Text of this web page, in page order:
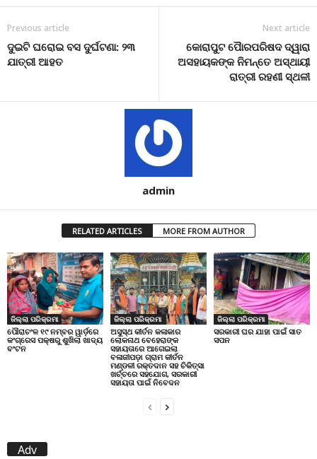
Previous article
ଦୁଇଟି ଘରୋଇ ବସ ଦୁର୍ଘଟଣା: ୨୩
ଯାତ୍ରୀ ଆହତ
Next article
କୋରାପୁଟ ପୈାରପରିଷଦ ଦ୍ୱାରା
ଅସହାୟକଙ୍କ ନିମନ୍ତେ ଅସ୍ଥାୟୀ
ରାତ୍ରୀ ରହଣୀ ସ୍ଥଳୀ
admin
RELATED ARTICLES MORE FROM AUTHOR
ଜିଲ୍ଲା ପରିକ୍ରମା
ପୌରାଚଂଳ ୧୯ ନମ୍ବର ୱାର୍ଡ଼ରେ
କଂଗ୍ରେସ ପକ୍ଷରୁ ଶୁଖିଲା ଖାଦ୍ୟ
ବଂଟନ
ଜିଲ୍ଲା ପରିକ୍ରମା
ଅସୁସ୍ଥ କୀର୍ତନ କଳାକାର
ଲୋକନାଥ ବେହେରାଙ୍କ
ସହାୟତାରେ ଆଗେଇଲା
ବଳାଜୀପଡ଼ା ଗ୍ରାମ କୀର୍ତନ
ମଣ୍ଡଳୀ ରକ୍ତଦାନ ସହ ଚିକିତ୍ସା
ଖର୍ଚ୍ଚରେ ସହଯୋଗ, ସରକାରୀ
ସହାୟତା ପାଇଁ ନିବେଦନ
ଜିଲ୍ଲା ପରିକ୍ରମା
ସରକାରୀ ଘର ଯାହା ପାଇଁ ସାତ
ସପନ
Adv